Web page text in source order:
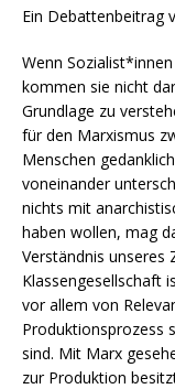
Ein Debattenbeitrag v
Wenn
kommen sie nicht
Grundlage zu
für den Marxismus
Menschen
voneinander
nichts mit
haben wollen, mag
Verständnis unseres
Klassengesellschaft
vor allem von
Produktionsprozess
sind. Mit Marx
zur Produktion